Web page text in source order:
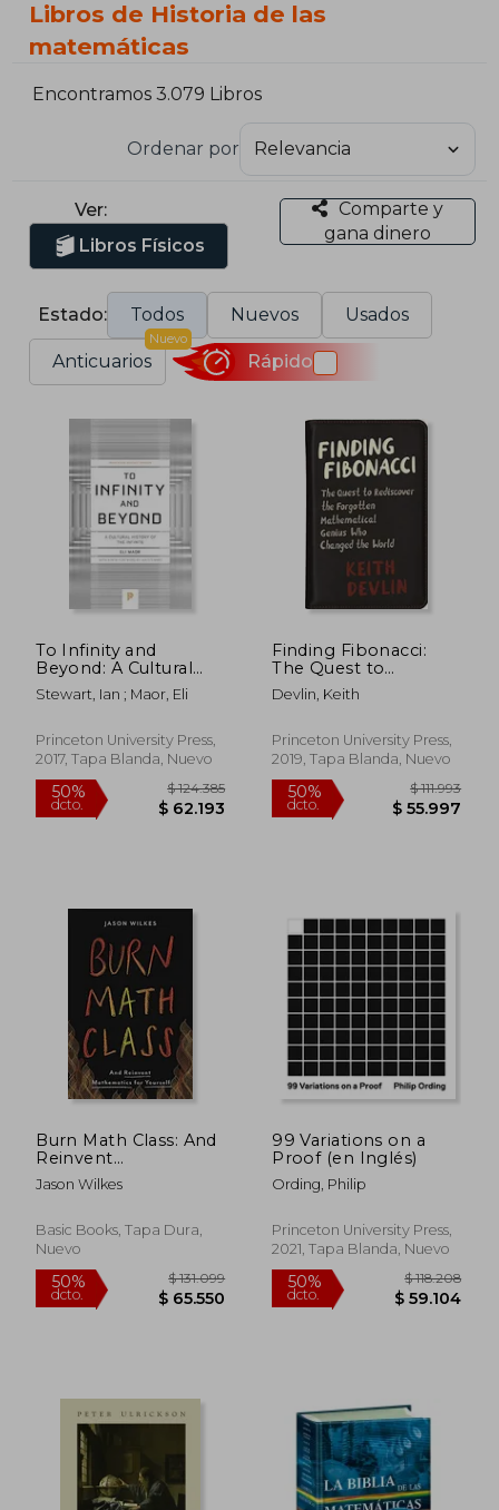
Libros de Historia de las
matemáticas
Encontramos 3.079 Libros
Ordenar por
Ver:
Libros Físicos
Comparte y
gana dinero
Estado: Todos Nuevos Usados
Anticuarios
Nuevo
Rápido
To Infinity and
Beyond: A Cultural
History of the Infinite
- new Edition
Library) (en Inglés)
Stewart, Ian ; Maor, Eli
Princeton University Press,
2017, Tapa Blanda, Nuevo
50%
dcto.
Finding Fibonacci:
The Quest to
Rediscover the
Forgotten
who Changed the
World (en Inglés)
Devlin, Keith
Princeton University Press,
2019, Tapa Blanda, Nuevo
50%
dcto. $
Burn Math Class: And
Reinvent
Mathematics for
Yourself
Jason Wilkes
Basic Books, Tapa Dura,
Nuevo
50%
dcto. $ 65.550
99 Variations on a
Proof (en Inglés)
Ording, Philip
Princeton University Press,
2021, Tapa Blanda, Nuevo
50%
dcto.